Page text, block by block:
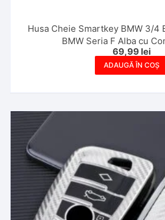
Husa Cheie Smartkey BMW 3/4
BMW Seria F Alba cu
69,99 lei
ADAUGĂ ÎN COȘ